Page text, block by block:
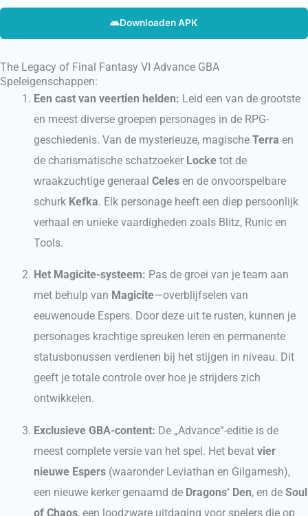
Downloaden APK
The Legacy of Final Fantasy VI Advance GBA
Speleigenschappen:
Een cast van veertien helden: Leid een van de grootste
en meest diverse groepen personages in de RPG-
geschiedenis. Van de mysterieuze, magischeTerra en
de charismatische schatzoeker Locke tot de
wraakzuchtige generaalCeles en de onvoorspelbare
schurk Kefka. Elk personage heeft een diep persoonlijk
verhaal en unieke vaardigheden zoals Blitz, Runic en
Tools.
Het Magicite-systeem: Pas de groei van je team aan
met behulp van Magicite—overblijfselen van
eeuwenoude Espers. Door deze uit te rusten, kunnen je
personages krachtige spreuken leren en permanente
statusbonussen verdienen bij het stijgen in niveau. Dit
geeft je totale controle over hoe je strijders zich
ontwikkelen.
Exclusieve GBA-content: De „Advance“-editie is de
meest complete versie van het spel. Het bevatvier
nieuwe Espers (waaronder Leviathan en Gilgamesh),
een nieuwe kerker genaamd de Dragons‘ Den, en deSoul
of Chaos, een loodzware uitdaging voor spelers die op